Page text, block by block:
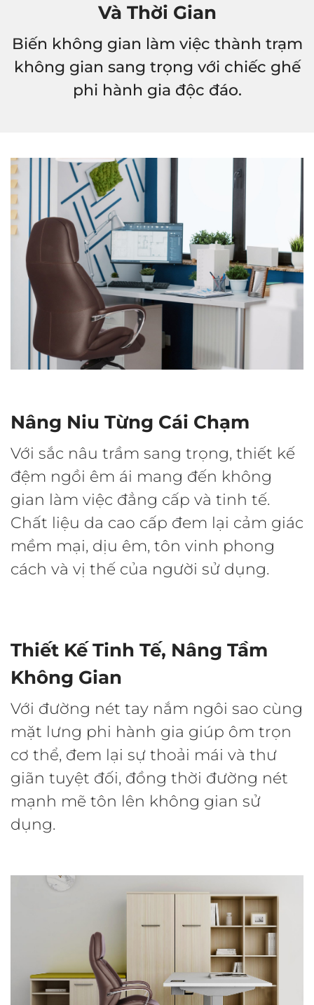
Và Thời Gian
Biến không gian làm việc thành trạm
không gian sang trọng với chiếc ghế
phi hành gia độc đáo.
Nâng Niu Từng Cái Chạm
Với sắc nâu trầm sang trọng, thiết kế
đệm ngồi êm ái mang đến không
gian làm việc đẳng cấp và tinh tế.
Chất liệu da cao cấp đem lại cảm giác
mềm mại, dịu êm, tôn vinh phong
cách và vị thế của người sử dụng.
Thiết Kế Tinh Tế, Nâng Tầm
Không Gian
Với đường nét tay nắm ngôi sao cùng
mặt lưng phi hành gia giúp ôm trọn
cơ thể, đem lại sự thoải mái và thư
giãn tuyệt đối, đồng thời đường nét
mạnh mẽ tôn lên không gian sử
dụng.